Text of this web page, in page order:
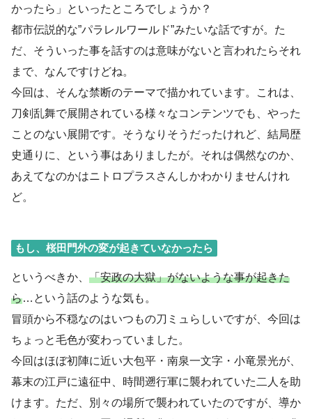
かったら」といったところでしょうか？
都市伝説的な”パラレルワールド”みたいな話ですが。た
だ、そういった事を話すのは意味がないと言われたらそれ
まで、なんですけどね。
今回は、そんな禁断のテーマで描かれています。これは、
刀剣乱舞で展開されている様々なコンテンツでも、やった
ことのない展開です。そうなりそうだったけれど、結局歴
史通りに、という事はありましたが。それは偶然なのか、
あえてなのかはニトロプラスさんしかわかりませんけれ
ど。
もし、桜田門外の変が起きていなかったら
というべきか、 「安政の大獄」がないような事が起きた
ら…という話のような気も。
冒頭から不穏なのはいつもの刀ミュらしいですが、今回は
ちょっと毛色が変わっていました。
今回はほぼ初陣に近い大包平・南泉一文字・小竜景光が、
幕末の江戸に遠征中、時間遡行軍に襲われていた二人を助
けます。ただ、別々の場所で襲われていたのですが、導か